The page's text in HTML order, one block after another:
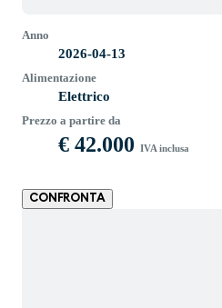
Anno
2026-04-13
Alimentazione
Elettrico
Prezzo a partire da
€ 42.000 IVA inclusa
CONFRONTA